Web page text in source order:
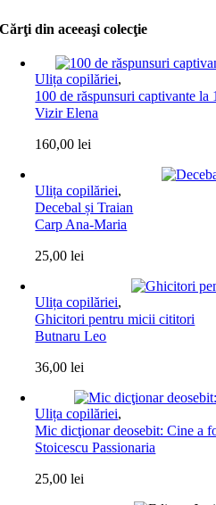
Cărţi din aceeaşi colecţie
Ulița copilăriei,
100 de răspunsuri captivante la
Vizir Elena
160,00lei
Ulița copilăriei,
Decebal și Traian
Carp Ana-Maria
25,00lei
Ulița copilăriei,
Ghicitori pentru micii cititori
Butnaru Leo
36,00lei
Ulița copilăriei,
Mic dicţionar deosebit: Cine a
Stoicescu Passionaria
25,00lei